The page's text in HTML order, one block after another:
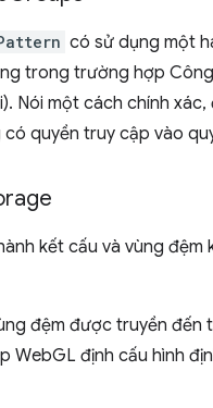
có sử dụng một
trong trường hợp
Nói một cách chính
quyền truy cập vào
kết cấu và vùng đệm
đệm được truyền
WebGL định cấu hình